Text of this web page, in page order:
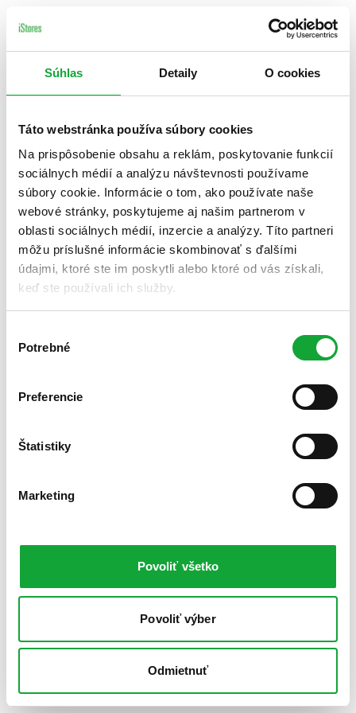
Súhlas Detaily O cookies
Táto webstránka používa súbory cookies
Na prispôsobenie obsahu a reklám, poskytovanie funkcií
sociálnych médií a analýzu návštevnosti používame
súbory cookie. Informácie o tom, ako používate naše
webové stránky, poskytujeme aj našim partnerom v
oblasti sociálnych médií, inzercie a analýzy. Títo partneri
môžu príslušné informácie skombinovať s ďalšími
údajmi, ktoré ste im poskytli alebo ktoré od vás získali,
keď ste používali ich služby.
súhlasu
Potrebné
Preferencie
Štatistiky
Marketing
Povoliť všetko
Povoliť výber
Odmietnuť